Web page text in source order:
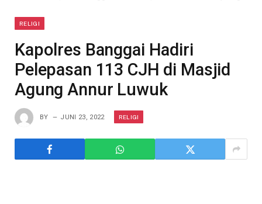
RELIGI
Kapolres Banggai Hadiri
Pelepasan 113 CJH di Masjid
Agung Annur Luwuk
BY JUNI 23, 2022 RELIGI